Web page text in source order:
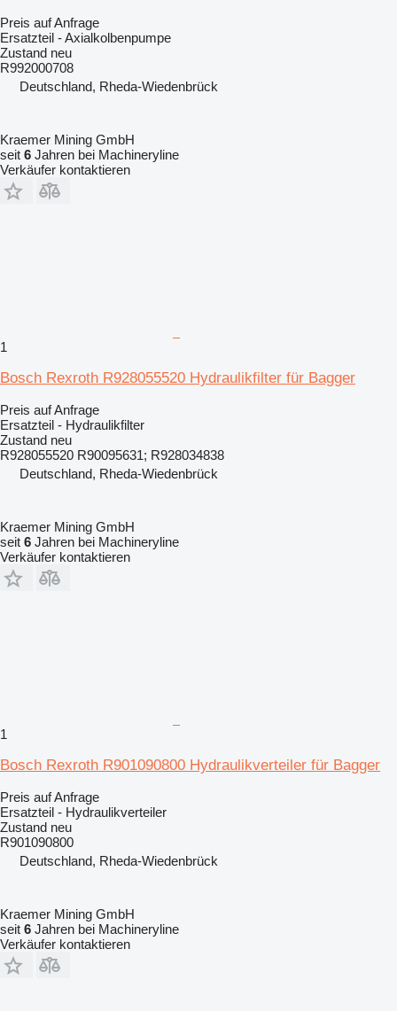
Preis auf Anfrage
Ersatzteil - Axialkolbenpumpe
Zustand neu
R992000708
Deutschland, Rheda-Wiedenbrück
Kraemer Mining GmbH
seit 6 Jahren bei Machineryline
Verkäufer kontaktieren
1
Bosch Rexroth R928055520 Hydraulikfilter für Bagger
Preis auf Anfrage
Ersatzteil - Hydraulikfilter
Zustand neu
R928055520 R90095631; R928034838
Deutschland, Rheda-Wiedenbrück
Kraemer Mining GmbH
seit 6 Jahren bei Machineryline
Verkäufer kontaktieren
1
Bosch Rexroth R901090800 Hydraulikverteiler für Bagger
Preis auf Anfrage
Ersatzteil - Hydraulikverteiler
Zustand neu
R901090800
Deutschland, Rheda-Wiedenbrück
Kraemer Mining GmbH
seit 6 Jahren bei Machineryline
Verkäufer kontaktieren